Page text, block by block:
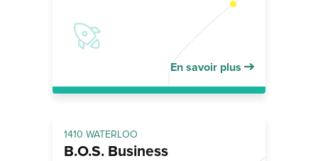
En savoir plus
1410 WATERLOO
B.O.S. Business